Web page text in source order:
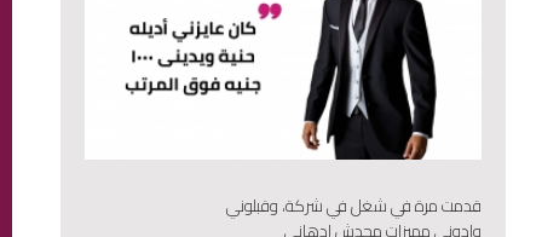
قدمت مرة في شغل في شركة، وقبلوني